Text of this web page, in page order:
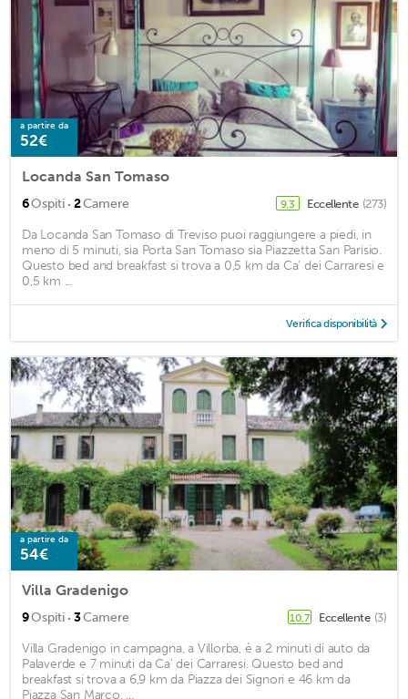
a partire da
52€
Locanda San Tomaso
6Ospiti · 2Camere 9,3 Eccellente (273)
Da Locanda San Tomaso di Treviso puoi raggiungere a piedi, in
meno di 5 minuti, sia Porta San Tomaso sia Piazzetta San Parisio.
Questo bed and breakfast si trova a 0,5 km da Ca' dei Carraresi e
0,5 km ...
Verifica disponibilità
a partire da
54€
Villa Gradenigo
9Ospiti · 3Camere 10,7 Eccellente (3)
Villa Gradenigo in campagna, a Villorba, è a 2 minuti di auto da
Palaverde e 7 minuti da Ca' dei Carraresi. Questo bed and
breakfast si trova a 6,9 km da Piazza dei Signori e 46 km da
Piazza San Marco. ...